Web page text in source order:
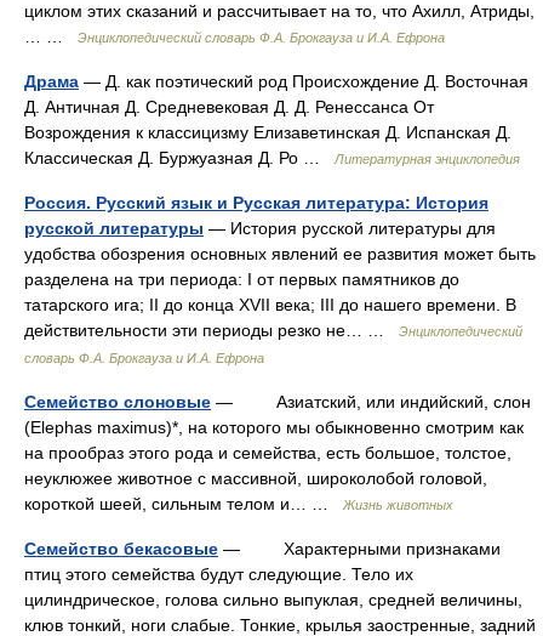
циклом этих сказаний и рассчитывает на то, что Ахилл, Атриды,
Энциклопедический словарь Ф.А. Брокгауза и И.А. Ефрона
Драма — Д. как поэтический род Происхождение Д. Восточная
Д. Античная Д. Средневековая Д. Д. Ренессанса От
Возрождения к классицизму Елизаветинская Д. Испанская Д.
Классическая Д. Буржуазная Д. Ро …
Литературная энциклопедия
Россия. Русский язык и Русская литература: История
русской литературы — История русской литературы для
удобства обозрения основных явлений ее развития может быть
разделена на три периода: I от первых памятников до
татарского ига; II до конца XVII века; III до нашего времени. В
действительности эти периоды резко не… …
Энциклопедический
словарь Ф.А. Брокгауза и И.А. Ефрона
Семейство слоновые — Азиатский, или индийский, слон
(Elephas maximus)*, на которого мы обыкновенно смотрим как
на прообраз этого рода и семейства, есть большое, толстое,
неуклюжее животное с массивной, широколобой головой,
короткой шеей, сильным телом и… …
Жизнь животных
Семейство бекасовые — Характерными признаками
птиц этого семейства будут следующие. Тело их
цилиндрическое, голова сильно выпуклая, средней величины,
клюв тонкий, ноги слабые. Тонкие, крылья заостренные, задний